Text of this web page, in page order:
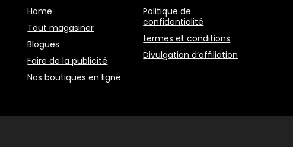
Home
Tout magasiner
Blogues
Faire de la publicité
Nos boutiques en ligne
Politique de
confidentialité
termes et conditions
Divulgation d’affiliation